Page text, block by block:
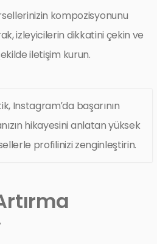
kompozisyonunu
izleyicilerin dikkatini çekin ve
iletişim kurun.
Instagram’da başarının
hikayesini anlatan yüksek
profilinizi zenginleştirin.